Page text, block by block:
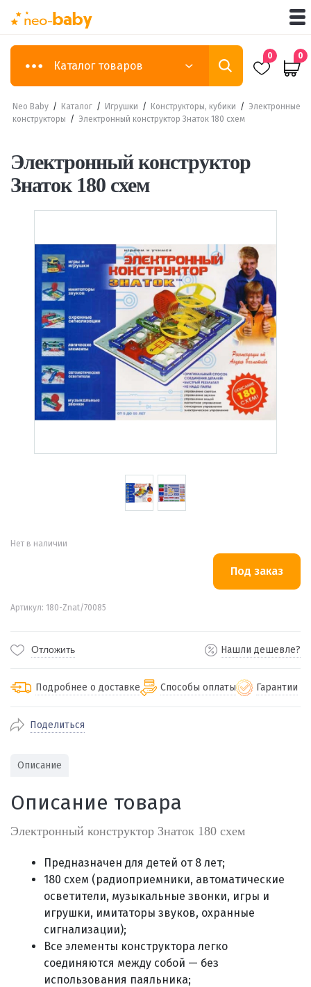
Каталог товаров
0 0
Neo Baby / Каталог / Игрушки / Конструкторы, кубики / Электронные
конструкторы / Электронный конструктор Знаток 180 схем
Электронный конструктор
Знаток 180 схем
Нет в наличии
Артикул: 180-Znat/70085
Отложить Нашли дешевле?
Подробнее о доставке
По Екатеринбургу бесплатная
Отправляем во все регионы России
службами Пэк, Кит, Луч, Сдэк, Озон
доставка, Почта РФ или любой другой
Способы оплаты
Через СБП при получении (для
Екатеринбурга и близлежащих
городов)
Оплата по счету для юридических лиц
Гарантии
Поделиться
Описание
Описание товара
Электронный конструктор Знаток 180 схем
Предназначен для детей от 8 лет;
180 схем (радиоприемники, автоматические
осветители, музыкальные звонки, игры и
игрушки, имитаторы звуков, охранные
сигнализации);
Все элементы конструктора легко
соединяются между собой — без
использования паяльника;